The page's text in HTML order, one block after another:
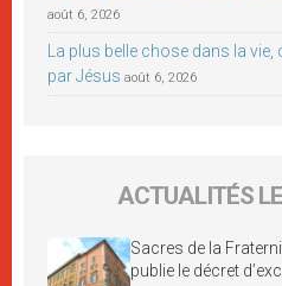
août 6, 2026
La plus belle chose dans la vie,
par Jésus août 6, 2026
ACTUALITÉS
Sacres de la
publie le décret